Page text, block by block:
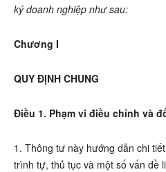
ký doanh nghiệp như sau:
Chương I
QUY ĐỊNH CHUNG
Điều 1. Phạm vi điều chỉnh và
1. Thông tư này hướng dẫn chi
trình tự, thủ tục và một số vấn đề